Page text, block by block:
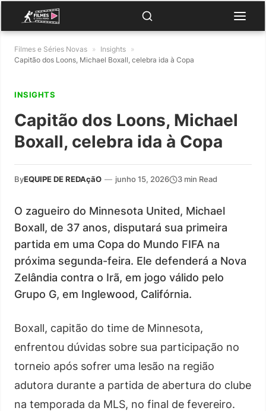
Filmes e Séries Novas » Insights »
Capitão dos Loons, Michael Boxall, celebra ida à Copa
INSIGHTS
Capitão dos Loons, Michael
Boxall, celebra ida à Copa
ByEQUIPE DE REDAçãO — junho 15, 2026 3 min Read
O zagueiro do Minnesota United, Michael
Boxall, de 37 anos, disputará sua primeira
partida em uma Copa do Mundo FIFA na
próxima segunda-feira. Ele defenderá a Nova
Zelândia contra o Irã, em jogo válido pelo
Grupo G, em Inglewood, Califórnia.
Boxall, capitão do time de Minnesota,
enfrentou dúvidas sobre sua participação no
torneio após sofrer uma lesão na região
adutora durante a partida de abertura do clube
na temporada da MLS, no final de fevereiro.